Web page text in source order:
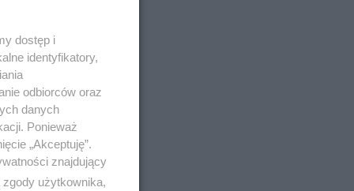
dostęp i
identyfikatory,
odbiorców oraz
danych
Ponieważ
„Akceptuję”.
znajdujący
użytkownika,